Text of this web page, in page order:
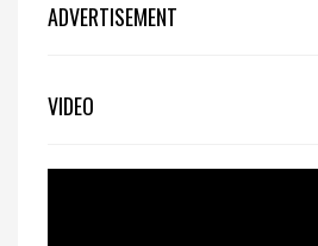
ADVERTISEMENT
VIDEO